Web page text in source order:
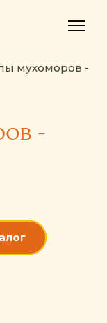
мухоморов -
-